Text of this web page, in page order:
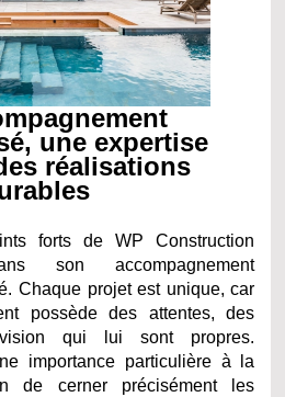
une expertise
réalisations
forts de WP Construction
son accompagnement
Chaque projet est unique, car
possède des attentes, des
qui lui sont propres.
importance particulière à la
de cerner précisément les